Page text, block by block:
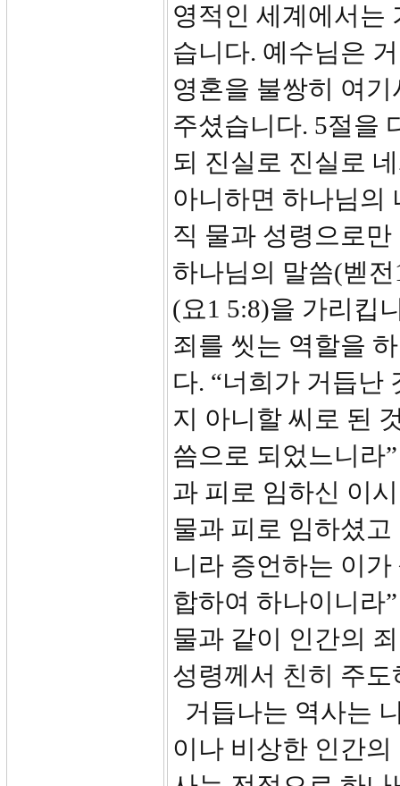
영적인 세계에서는
습니다. 예수님은
영혼을 불쌍히 여
주셨습니다. 5절을
되 진실로 진실로
아니하면 하나님의
직 물과 성령으로
하나님의 말씀(벧
(요1 5:8)을 가리킵
죄를 씻는 역할을
다. “너희가 거듭난
지 아니할 씨로 된
씀으로 되었느니라
과 피로 임하신 이
물과 피로 임하셨
니라 증언하는 이
합하여 하나이니라
물과 같이 인간의
성령께서 친히 주
거듭나는 역사는
이나 비상한 인간